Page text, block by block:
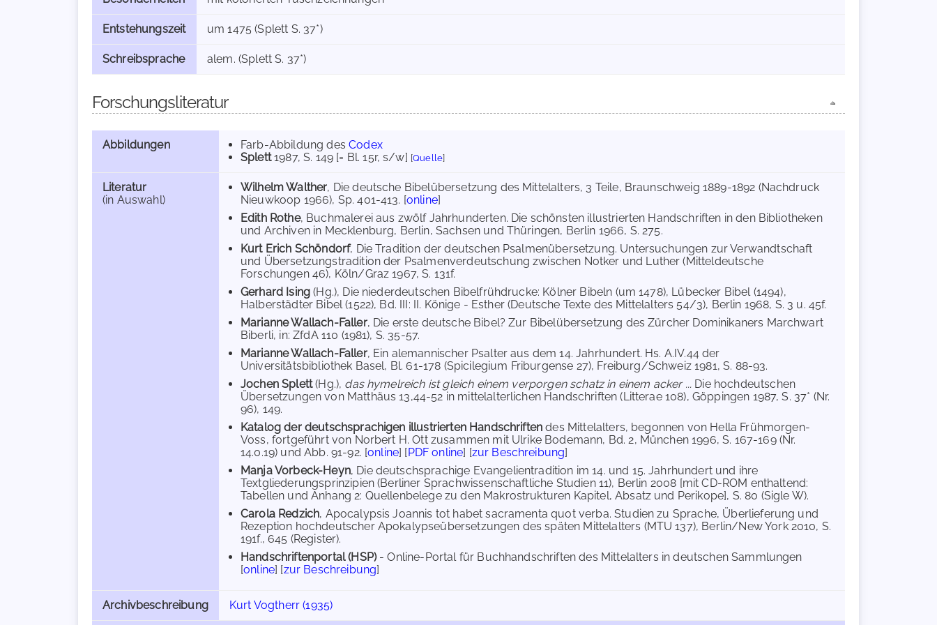
Entstehungszeit um 1475 (Splett S. 37*)
Schreibsprache alem. (Splett S. 37*)
Forschungsliteratur
Abbildungen Farb-Abbildung desCodex
Splett1987, S. 149 [= Bl. 15r, s/w] [Quelle]
Literatur
(in Auswahl)
Wilhelm Walther, Die deutsche Bibelübersetzung des Mittelalters, 3 Teile, Braunschweig 1889-1892 (Nachdruck
Nieuwkoop 1966), Sp. 401-413. [online]
Edith Rothe, Buchmalerei aus zwölf Jahrhunderten. Die schönsten illustrierten Handschriften in den Bibliotheken
und Archiven in Mecklenburg, Berlin, Sachsen und Thüringen, Berlin 1966, S. 275.
Kurt Erich Schöndorf, Die Tradition der deutschen Psalmenübersetzung. Untersuchungen zur Verwandtschaft
und Übersetzungstradition der Psalmenverdeutschung zwischen Notker und Luther (Mitteldeutsche
Forschungen 46), Köln/Graz 1967, S. 131f.
Gerhard Ising(Hg.), Die niederdeutschen Bibelfrühdrucke: Kölner Bibeln (um 1478), Lübecker Bibel (1494),
Halberstädter Bibel (1522), Bd. III: II. Könige - Esther (Deutsche Texte des Mittelalters 54/3), Berlin 1968, S. 3 u. 45f.
Marianne Wallach-Faller, Die erste deutsche Bibel? Zur Bibelübersetzung des Zürcher Dominikaners Marchwart
Biberli, in: ZfdA 110 (1981), S. 35-57.
Marianne Wallach-Faller, Ein alemannischer Psalter aus dem 14. Jahrhundert. Hs. A.IV.44 der
Universitätsbibliothek Basel, Bl. 61-178 (Spicilegium Friburgense 27), Freiburg/Schweiz 1981, S. 88-93.
Jochen Splett(Hg.), das hymelreich ist gleich einem verporgen schatz in einem acker ... Die hochdeutschen
Übersetzungen von Matthäus 13,44-52 in mittelalterlichen Handschriften (Litterae 108), Göppingen 1987, S. 37* (Nr.
96), 149.
Katalog der deutschsprachigen illustrierten Handschriften des Mittelalters, begonnen von Hella Frühmorgen-
Voss, fortgeführt von Norbert H. Ott zusammen mit Ulrike Bodemann, Bd. 2, München 1996, S. 167-169 (Nr.
14.0.19) und Abb. 91-92. [online] [PDF online] [zur Beschreibung]
Manja Vorbeck-Heyn, Die deutschsprachige Evangelientradition im 14. und 15. Jahrhundert und ihre
Textgliederungsprinzipien (Berliner Sprachwissenschaftliche Studien 11), Berlin 2008 [mit CD-ROM enthaltend:
Tabellen und Anhang 2: Quellenbelege zu den Makrostrukturen Kapitel, Absatz und Perikope], S. 80 (Sigle W).
Carola Redzich, Apocalypsis Joannis tot habet sacramenta quot verba. Studien zu Sprache, Überlieferung und
Rezeption hochdeutscher Apokalypseübersetzungen des späten Mittelalters (MTU 137), Berlin/New York 2010, S.
191f., 645 (Register).
Handschriftenportal (HSP)- Online-Portal für Buchhandschriften des Mittelalters in deutschen Sammlungen
[online] [zur Beschreibung]
Archivbeschreibung Kurt Vogtherr (1935)